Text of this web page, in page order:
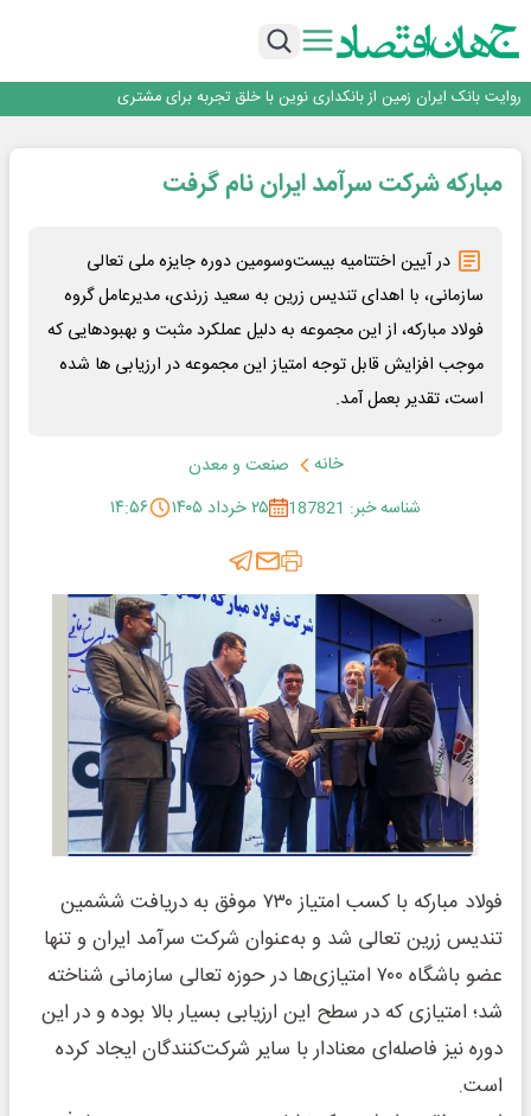
اجرای برنامه تحول بانک با تمرکز بر منابع پایدار، درآمدهای کارمزدی و بازسازی اعتماد
داد
روایت بانک ایران زمین از بانکداری نوین با خلق تجربه برای مشتری
سرپرست اداره کل روابط عمومی بیمه مرکزی منصوب شد
اجرای برنامه تحول بانک با تمرکز بر منابع پایدار، درآمدهای کارمزدی و بازسازی اعتماد
مشتریان
بانک مهر ایران بیش از ۷۰ میلیارد تومان به برنامه‌های مسئولیت اجتماعی اختصاص
مبارکه شرکت سرآمد ایران نام گرفت
در آیین اختتامیه بیست‌وسومین دوره جایزه ملی تعالی
سازمانی، با اهدای تندیس زرین به سعید زرندی، مدیرعامل گروه
فولاد مبارکه، از این مجموعه به دلیل عملکرد مثبت و بهبودهایی که
موجب افزایش قابل توجه امتیاز این مجموعه در ارزیابی ها شده
است، تقدیر بعمل آمد.
خانه
صنعت و معدن
شناسه خبر: 187821
۲۵ خرداد ۱۴۰۵ ۱۴:۵۶
فولاد مبارکه با کسب امتیاز ۷۳۰ موفق به دریافت ششمین
تندیس زرین تعالی شد و به‌عنوان شرکت سرآمد ایران و تنها
عضو باشگاه ۷۰۰ امتیازی‌ها در حوزه تعالی سازمانی شناخته
شد؛ امتیازی که در سطح این ارزیابی بسیار بالا بوده و در این
دوره نیز فاصله‌ای معنادار با سایر شرکت‌کنندگان ایجاد کرده
است.